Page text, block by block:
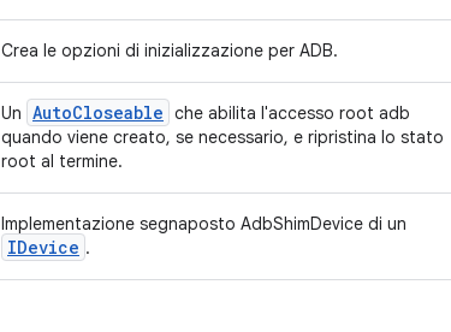
Crea le opzioni di inizializzazione per ADB.
Un AutoCloseable che abilita l'accesso root adb
quando viene creato, se necessario, e ripristina lo stato
root al termine.
Implementazione segnaposto AdbShimDevice di un
IDevice .